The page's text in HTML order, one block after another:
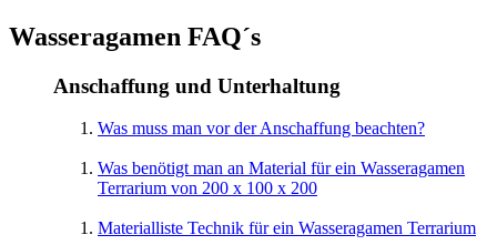
Wasseragamen FAQ´s
Anschaffung und Unterhaltung
Was muss man vor der Anschaffung beachten?
Was benötigt man an Material für ein Wasseragamen
Terrarium von 200 x 100 x 200
Materialliste Technik für ein Wasseragamen Terrarium